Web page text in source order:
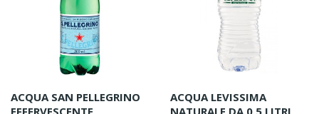
ACQUA SAN PELLEGRINO
EFFERVESCENTE
ACQUA LEVISSIMA
NATURALE DA 0,5 LITRI